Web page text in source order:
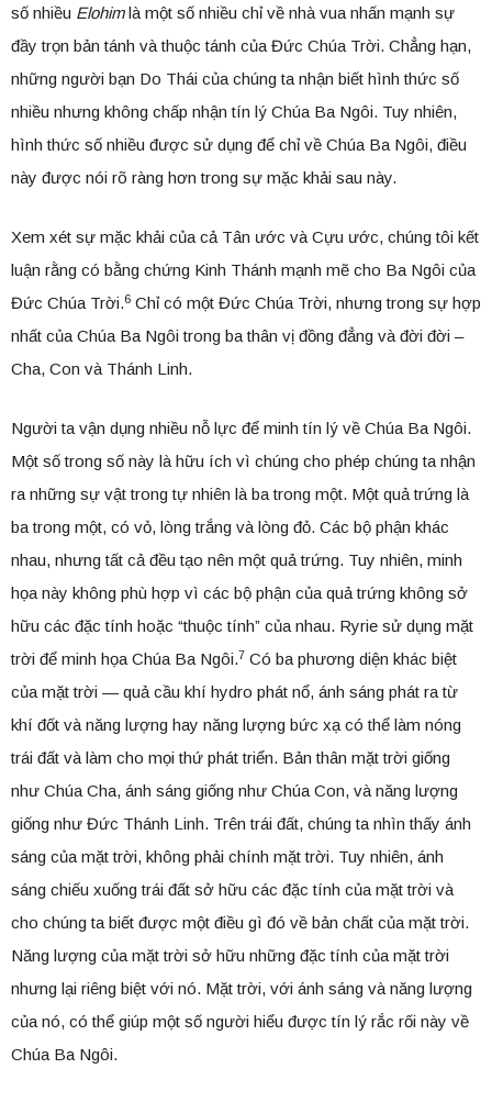
số nhiều Elohimlà một số nhiều chỉ về nhà vua nhấn mạnh sự
đầy trọn bản tánh và thuộc tánh của Đức Chúa Trời. Chẳng hạn,
những người bạn Do Thái của chúng ta nhận biết hình thức số
nhiều nhưng không chấp nhận tín lý Chúa Ba Ngôi. Tuy nhiên,
hình thức số nhiều được sử dụng để chỉ về Chúa Ba Ngôi, điều
này được nói rõ ràng hơn trong sự mặc khải sau này.
Xem xét sự mặc khải của cả Tân ước và Cựu ước, chúng tôi kết
luận rằng có bằng chứng Kinh Thánh mạnh mẽ cho Ba Ngôi của
Đức Chúa Trời.6 Chỉ có một Đức Chúa Trời, nhưng trong sự hợp
nhất của Chúa Ba Ngôi trong ba thân vị đồng đẳng và đời đời –
Cha, Con và Thánh Linh.
Người ta vận dụng nhiều nỗ lực để minh tín lý về Chúa Ba Ngôi.
Một số trong số này là hữu ích vì chúng cho phép chúng ta nhận
ra những sự vật trong tự nhiên là ba trong một. Một quả trứng là
ba trong một, có vỏ, lòng trắng và lòng đỏ. Các bộ phận khác
nhau, nhưng tất cả đều tạo nên một quả trứng. Tuy nhiên, minh
họa này không phù hợp vì các bộ phận của quả trứng không sở
hữu các đặc tính hoặc “thuộc tính” của nhau. Ryrie sử dụng mặt
trời để minh họa Chúa Ba Ngôi.7 Có ba phương diện khác biệt
của mặt trời — quả cầu khí hydro phát nổ, ánh sáng phát ra từ
khí đốt và năng lượng hay năng lượng bức xạ có thể làm nóng
trái đất và làm cho mọi thứ phát triển. Bản thân mặt trời giống
như Chúa Cha, ánh sáng giống như Chúa Con, và năng lượng
giống như Đức Thánh Linh. Trên trái đất, chúng ta nhìn thấy ánh
sáng của mặt trời, không phải chính mặt trời. Tuy nhiên, ánh
sáng chiếu xuống trái đất sở hữu các đặc tính của mặt trời và
cho chúng ta biết được một điều gì đó về bản chất của mặt trời.
Năng lượng của mặt trời sở hữu những đặc tính của mặt trời
nhưng lại riêng biệt với nó. Mặt trời, với ánh sáng và năng lượng
của nó, có thể giúp một số người hiểu được tín lý rắc rối này về
Chúa Ba Ngôi.